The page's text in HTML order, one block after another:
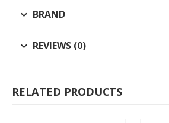
BRAND
REVIEWS (0)
RELATED PRODUCTS